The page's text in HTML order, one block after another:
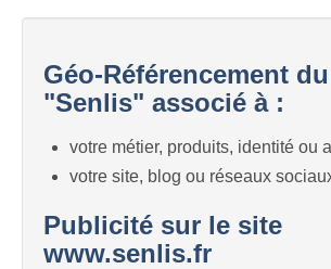
Géo-Référencement
"Senlis" associé à :
votre métier, produits, identité ou
votre site, blog ou réseaux
Publicité sur le site
www.senlis.fr